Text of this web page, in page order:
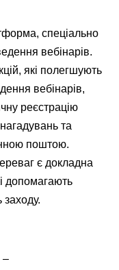
спеціально
вебінарів.
які полегшують
вебінарів,
реєстрацію
та
поштою.
є докладна
допомагають
заходу.
–